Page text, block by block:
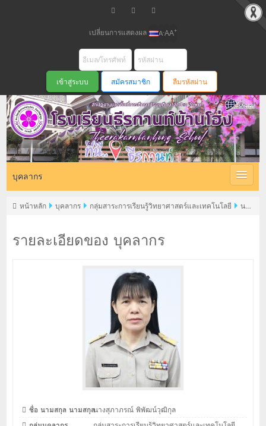
เปลี่ยนการแสดงผล A-AA+
สมัครสมาชิก ลืมรหัสผ่าน
บุคลากร
รายละเอียดของ บุคลากร
หน้าหลัก บุคลากร กลุ่มสาระการเรียนรู้วิทยาศาสตร์และเทคโนโลยี
นาง
ชื่อ นามสกุล นามสกุลนางสุภาภรณ์ พิพัฒน์วุฒิกุล